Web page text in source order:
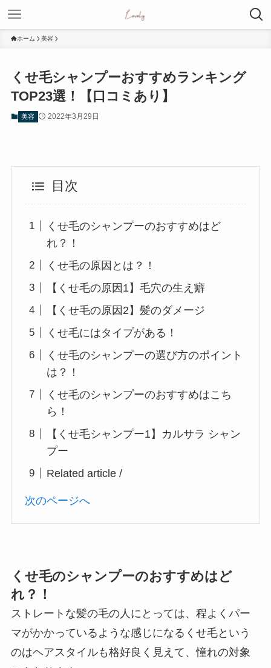
ホーム 美容
くせ毛シャンプーおすすめランキング
TOP23選！【口コミあり】
美容 2022年3月29日
目次
くせ毛のシャンプーのおすすめはど
れ？！
くせ毛の原因とは？！
【くせ毛の原因1】毛穴の生え癖
【くせ毛の原因2】髪のダメージ
くせ毛にはタイプがある！
くせ毛のシャンプーの選び方のポイント
は？！
くせ毛のシャンプーのおすすめはこち
ら！
【くせ毛シャンプー1】カルサラ シャン
プー
Related article /
次のページへ
くせ毛のシャンプーのおすすめはど
れ？！
ストレートな髪の毛の人にとっては、程よくパー
マがかかっているような感じになるくせ毛という
のはヘアスタイルも格好良く見えて、憧れの対象